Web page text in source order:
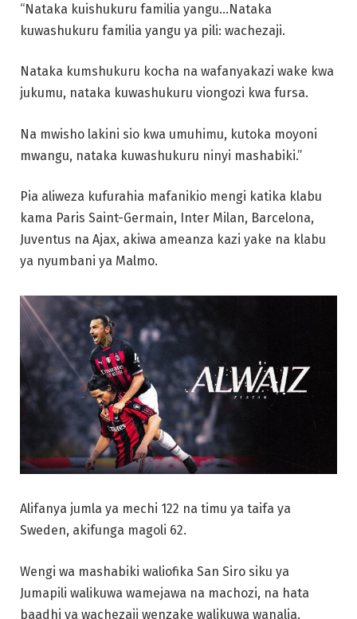
“Nataka kuishukuru familia yangu…Nataka
kuwashukuru familia yangu ya pili: wachezaji.
Nataka kumshukuru kocha na wafanyakazi wake kwa
jukumu, nataka kuwashukuru viongozi kwa fursa.
Na mwisho lakini sio kwa umuhimu, kutoka moyoni
mwangu, nataka kuwashukuru ninyi mashabiki.”
Pia aliweza kufurahia mafanikio mengi katika klabu
kama Paris Saint-Germain, Inter Milan, Barcelona,
Juventus na Ajax, akiwa ameanza kazi yake na klabu
ya nyumbani ya Malmo.
Alifanya jumla ya mechi 122 na timu ya taifa ya
Sweden, akifunga magoli 62.
Wengi wa mashabiki waliofika San Siro siku ya
Jumapili walikuwa wamejawa na machozi, na hata
baadhi ya wachezaji wenzake walikuwa wanalia.